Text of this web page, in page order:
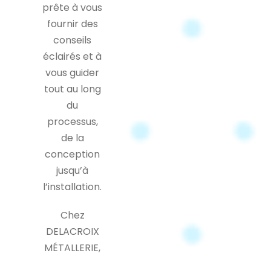
prête à vous
fournir des
conseils
éclairés et à
vous guider
tout au long
du
processus,
de la
conception
jusqu’à
l’installation.
Chez
DELACROIX
MÉTALLERIE,